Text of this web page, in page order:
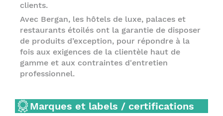
clients.
Avec Bergan, les hôtels de luxe, palaces et
restaurants étoilés ont la garantie de disposer
de produits d’exception, pour répondre à la
fois aux exigences de la clientèle haut de
gamme et aux contraintes d'entretien
professionnel.
Marques et labels / certifications